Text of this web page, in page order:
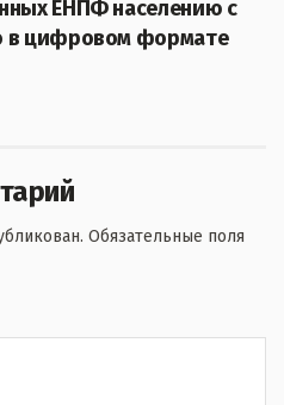
ЕНПФ населению с
в цифровом формате
Обязательные поля